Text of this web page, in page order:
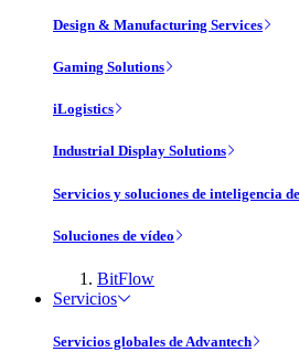
Design & Manufacturing Services
Gaming Solutions
iLogistics
Industrial Display Solutions
Servicios y soluciones de inteligencia
Soluciones de vídeo
BitFlow
Servicios
Servicios globales de Advantech